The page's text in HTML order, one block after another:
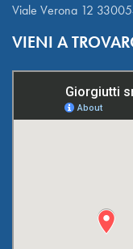
Viale Verona 12
VIENI A